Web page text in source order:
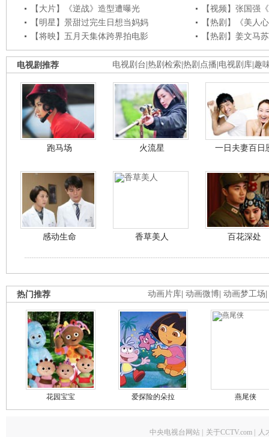
【大片】《逆战》造型遭曝光
【视频】张国强
【明星】景甜过完生日想当妈妈
【热剧】《美人
【将映】五月天集体跨界拍电影
【热剧】姜文马
电视剧台 热剧检索 热剧点播 电视剧库 趣
电视剧推荐
跑马场 火流星 一日夫妻百日
感动生命 香草美人 百花深处
动画片库 动画微博 动画梦工场
热门推荐
花园宝宝 爱探险的朵拉 燕尾侠
中央电视台网站 关于CCTV.com 人